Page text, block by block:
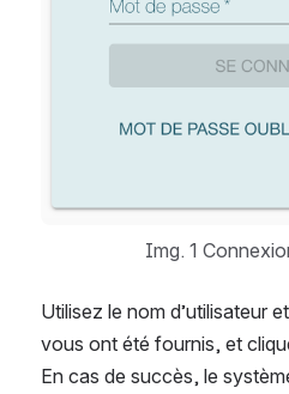
Img. 1
Utilisez le nom d’utilisateur
vous ont été fournis, et
En cas de succès, le